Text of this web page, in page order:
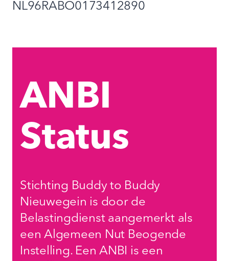
NL96RABO0173412890
ANBI
Status
Stichting Buddy to Buddy
Nieuwegein is door de
Belastingdienst aangemerkt als
een Algemeen Nut Beogende
Instelling. Een ANBI is een